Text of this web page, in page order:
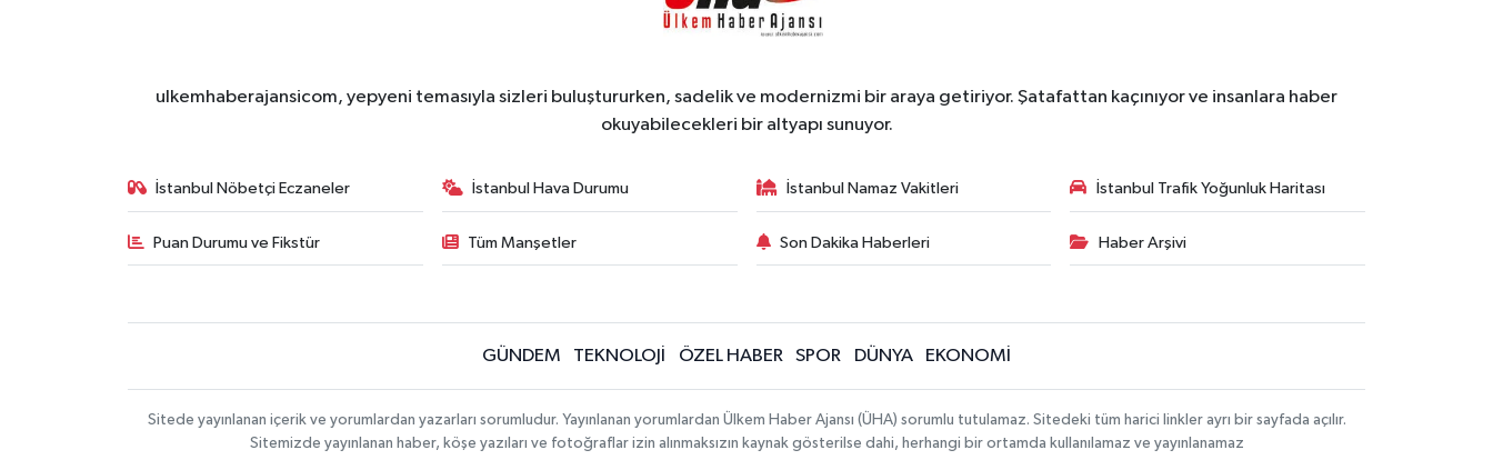
ulkemhaberajansicom, yepyeni temasıyla sizleri buluştururken, sadelik ve modernizmi bir araya getiriyor. Şatafattan kaçınıyor ve insanlara haber
okuyabilecekleri bir altyapı sunuyor.
İstanbul Nöbetçi Eczaneler İstanbul Hava Durumu İstanbul Namaz Vakitleri İstanbul Trafik Yoğunluk Haritası
Puan Durumu ve Fikstür Tüm Manşetler Son Dakika Haberleri Haber Arşivi
GÜNDEM TEKNOLOJİ ÖZEL HABER SPOR DÜNYA EKONOMİ
Sitede yayınlanan içerik ve yorumlardan yazarları sorumludur. Yayınlanan yorumlardan Ülkem Haber Ajansı (ÜHA) sorumlu tutulamaz. Sitedeki tüm harici linkler ayrı bir sayfada açılır.
Sitemizde yayınlanan haber, köşe yazıları ve fotoğraflar izin alınmaksızın kaynak gösterilse dahi, herhangi bir ortamda kullanılamaz ve yayınlanamaz